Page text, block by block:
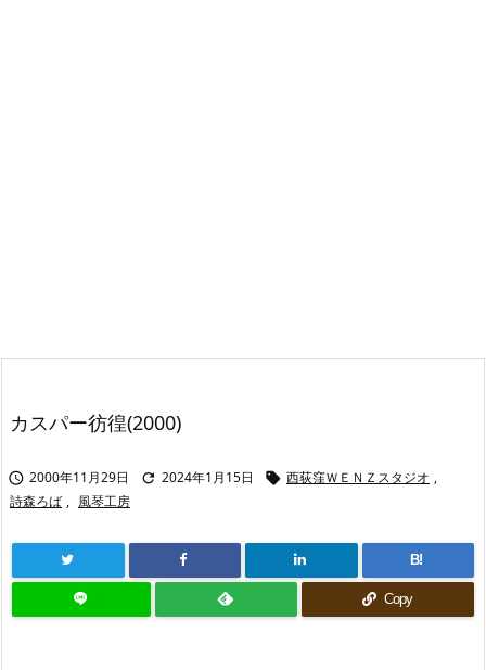
カスパー彷徨(2000)
 2000年11月29日  2024年1月15日  西荻窪ＷＥＮＺスタジオ ,
詩森ろば , 風琴工房
B!
Copy